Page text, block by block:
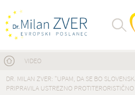
Nahajate se tukaj
VIDEO
DR. MILAN ZVER: "UPAM, DA SE BO
PRIPRAVILA USTREZNO